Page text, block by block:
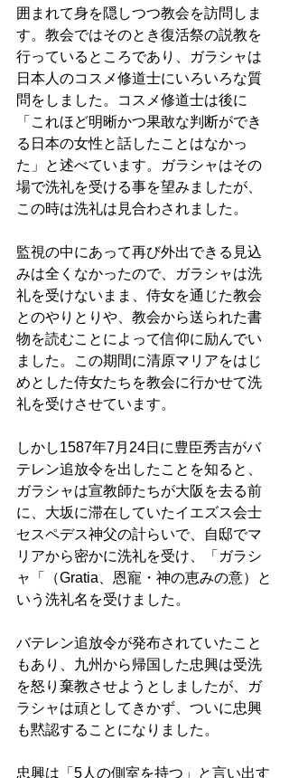
囲まれて身を隠しつつ教会を訪問しま
す。教会ではそのとき復活祭の説教を
行っているところであり、ガラシャは
日本人のコスメ修道士にいろいろな質
問をしました。コスメ修道士は後に
「これほど明晰かつ果敢な判断ができ
る日本の女性と話したことはなかっ
た」と述べています。ガラシャはその
場で洗礼を受ける事を望みましたが、
この時は洗礼は見合わされました。
監視の中にあって再び外出できる見込
みは全くなかったので、ガラシャは洗
礼を受けないまま、侍女を通じた教会
とのやりとりや、教会から送られた書
物を読むことによって信仰に励んでい
ました。この期間に清原マリアをはじ
めとした侍女たちを教会に行かせて洗
礼を受けさせています。
しかし1587年7月24日に豊臣秀吉がバ
テレン追放令を出したことを知ると、
ガラシャは宣教師たちが大阪を去る前
に、大坂に滞在していたイエズス会士
セスペデス神父の計らいで、自邸でマ
リアから密かに洗礼を受け、「ガラシ
ャ「（Gratia、恩寵・神の恵みの意）と
いう洗礼名を受けました。
バテレン追放令が発布されていたこと
もあり、九州から帰国した忠興は受洗
を怒り棄教させようとしましたが、ガ
ラシャは頑としてきかず、ついに忠興
も黙認することになりました。
忠興は「5人の側室を持つ」と言い出す